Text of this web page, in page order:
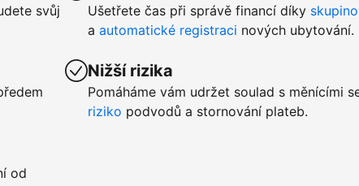
svůj
od
Ušetřete čas při správě financí díky
a automatické registraci nových ubytování.
Nižší rizika
Pomáháme vám udržet soulad s měnícími
riziko podvodů a stornování plateb.